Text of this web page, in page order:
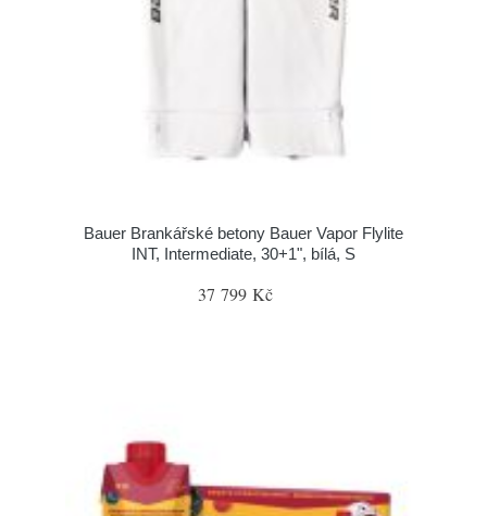
Bauer Brankářské betony Bauer Vapor Flylite
INT, Intermediate, 30+1", bílá, S
37 799 Kč